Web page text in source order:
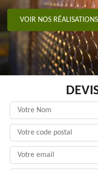
VOIR NOS RÉALISATIONS